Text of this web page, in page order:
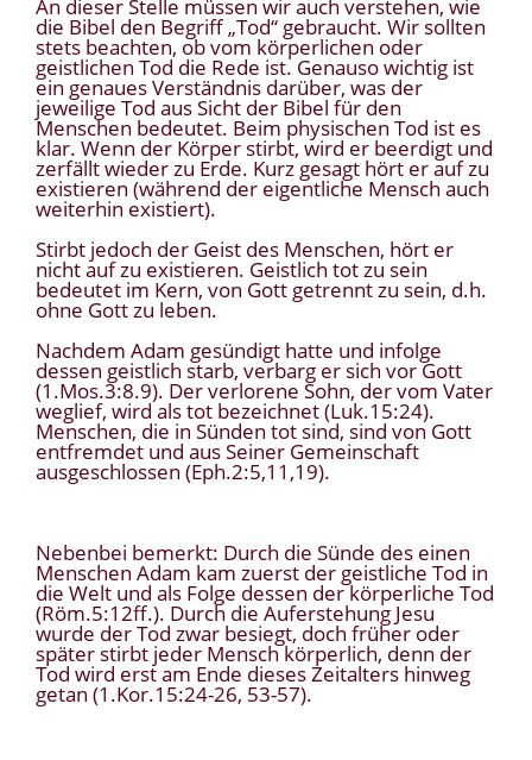
An dieser Stelle müssen wir auch verstehen, wie
die Bibel den Begriff „Tod“ gebraucht. Wir sollten
stets beachten, ob vom körperlichen oder
geistlichen Tod die Rede ist. Genauso wichtig ist
ein genaues Verständnis darüber, was der
jeweilige Tod aus Sicht der Bibel für den
Menschen bedeutet. Beim physischen Tod ist es
klar. Wenn der Körper stirbt, wird er beerdigt und
zerfällt wieder zu Erde. Kurz gesagt hört er auf zu
existieren (während der eigentliche Mensch auch
weiterhin existiert).
Stirbt jedoch der Geist des Menschen, hört er
nicht auf zu existieren. Geistlich tot zu sein
bedeutet im Kern, von Gott getrennt zu sein, d.h.
ohne Gott zu leben.
Nachdem Adam gesündigt hatte und infolge
dessen geistlich starb, verbarg er sich vor Gott
(1.Mos.3:8.9). Der verlorene Sohn, der vom Vater
weglief, wird als tot bezeichnet (Luk.15:24).
Menschen, die in Sünden tot sind, sind von Gott
entfremdet und aus Seiner Gemeinschaft
ausgeschlossen (Eph.2:5,11,19).
Nebenbei bemerkt: Durch die Sünde des einen
Menschen Adam kam zuerst der geistliche Tod in
die Welt und als Folge dessen der körperliche Tod
(Röm.5:12ff.). Durch die Auferstehung Jesu
wurde der Tod zwar besiegt, doch früher oder
später stirbt jeder Mensch körperlich, denn der
Tod wird erst am Ende dieses Zeitalters hinweg
getan (1.Kor.15:24-26, 53-57).